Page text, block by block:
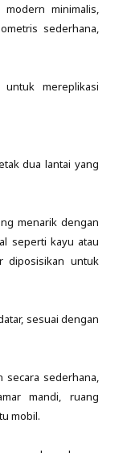
minimalis,
sederhana,
mereplikasi
dua lantai yang
menarik dengan
seperti kayu atau
diposisikan untuk
sesuai dengan
secara sederhana,
mandi, ruang
mobil.